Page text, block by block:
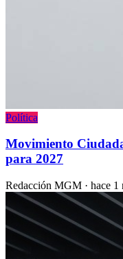
Política
Movimiento
para 2027
Redacción MGM · hace 1